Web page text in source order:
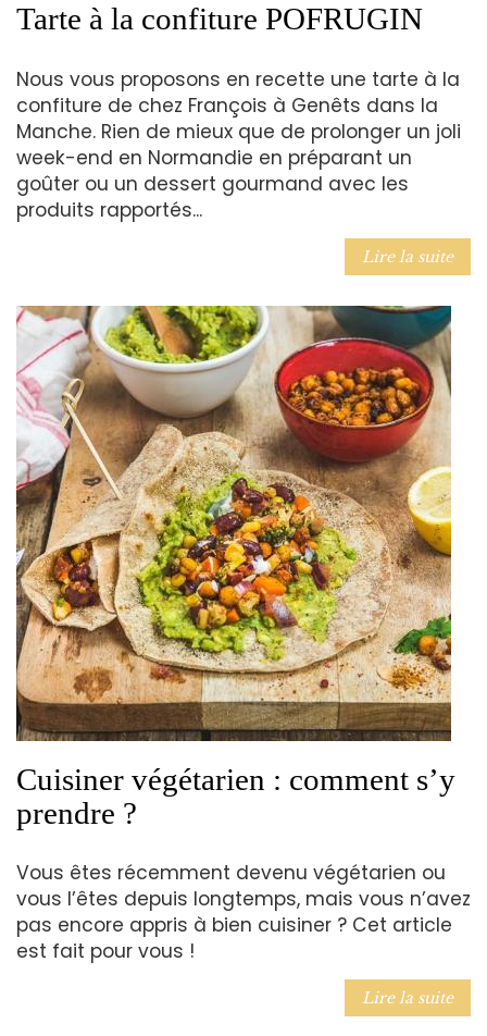
Tarte à la confiture POFRUGIN
Nous vous proposons en recette une tarte à la
confiture de chez François à Genêts dans la
Manche. Rien de mieux que de prolonger un joli
week-end en Normandie en préparant un
goûter ou un dessert gourmand avec les
produits rapportés...
Lire la suite
Cuisiner végétarien : comment s’y
prendre ?
Vous êtes récemment devenu végétarien ou
vous l’êtes depuis longtemps, mais vous n’avez
pas encore appris à bien cuisiner ? Cet article
est fait pour vous !
Lire la suite